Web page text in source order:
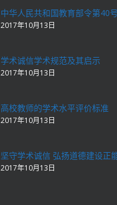
中华人民共和国教育部令第40
2017年10月13日
学术诚信学术规范及其启示
2017年10月13日
高校教师的学术水平评价标准
2017年10月13日
坚守学术诚信 弘扬道德建设正
2017年10月13日